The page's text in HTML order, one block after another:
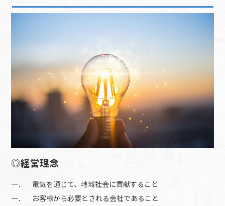
◎経営理念
一． 電気を通じて、地域社会に貢献すること
一． お客様から必要とされる会社であること